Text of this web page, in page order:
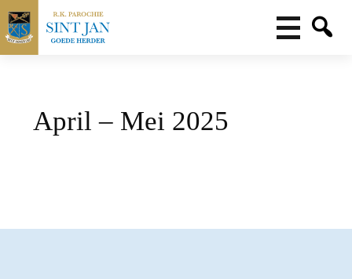
April – Mei 2025